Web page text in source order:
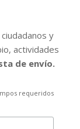
y
actividades
de envío.
requeridos